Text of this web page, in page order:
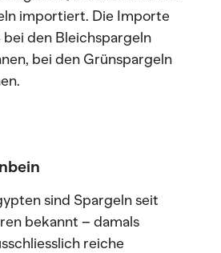
importiert. Die Importe
den Bleichspargeln
bei den Grünspargeln
sind Spargeln seit
bekannt – damals
reiche